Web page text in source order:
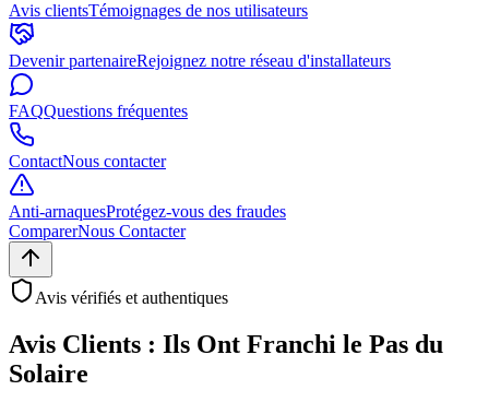
Avis clientsTémoignages de nos utilisateurs
Devenir partenaireRejoignez notre réseau d'installateurs
FAQQuestions fréquentes
ContactNous contacter
Anti-arnaquesProtégez-vous des fraudes
ComparerNous Contacter
Avis vérifiés et authentiques
Avis Clients : Ils Ont Franchi le Pas du
Solaire